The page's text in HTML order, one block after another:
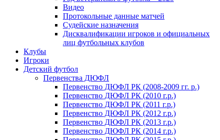
Видео
Протокольные данные матчей
Судейские назначения
Дисквалификации игроков и официальных
лиц футбольных клубов
Клубы
Игроки
Детский футбол
Первенства ДЮФЛ
Первенство ДЮФЛ РК (2008-2009 гг. р.)
Первенство ДЮФЛ РК (2010 г.р.)
Первенство ДЮФЛ РК (2011 г.р.)
Первенство ДЮФЛ РК (2012 г.р.)
Первенство ДЮФЛ РК (2013 г.р.)
Первенство ДЮФЛ РК (2014 г.р.)